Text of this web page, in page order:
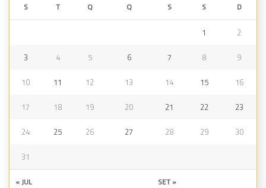
S T Q Q S S D
1 2
3 4 5 6 7 8 9
10 11 12 13 14 15 16
17 18 19 20 21 22 23
24 25 26 27 28 29 30
31
« JUL SET »